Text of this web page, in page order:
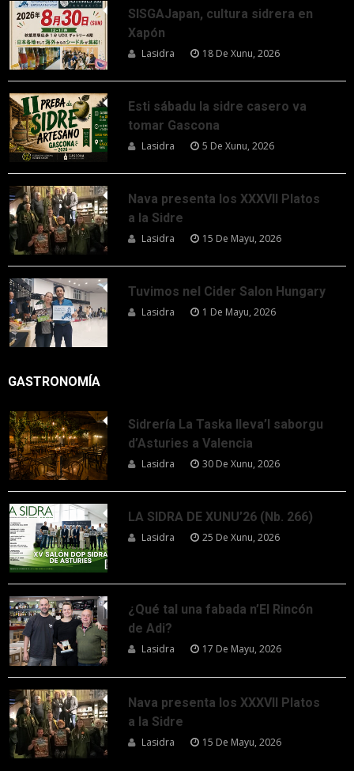
SISGAJapan, cultura sidrera en
Xapón
Lasidra 18 De Xunu, 2026
Esti sábadu la sidre casero va
tomar Gascona
Lasidra 5 De Xunu, 2026
Nava presenta los XXXVII Platos
a la Sidre
Lasidra 15 De Mayu, 2026
Tuvimos nel Cider Salon Hungary
Lasidra 1 De Mayu, 2026
GASTRONOMÍA
Sidrería La Taska lleva’l saborgu
d’Asturies a Valencia
Lasidra 30 De Xunu, 2026
LA SIDRA DE XUNU’26 (Nb. 266)
Lasidra 25 De Xunu, 2026
¿Qué tal una fabada n’El Rincón
de Adi?
Lasidra 17 De Mayu, 2026
Nava presenta los XXXVII Platos
a la Sidre
Lasidra 15 De Mayu, 2026